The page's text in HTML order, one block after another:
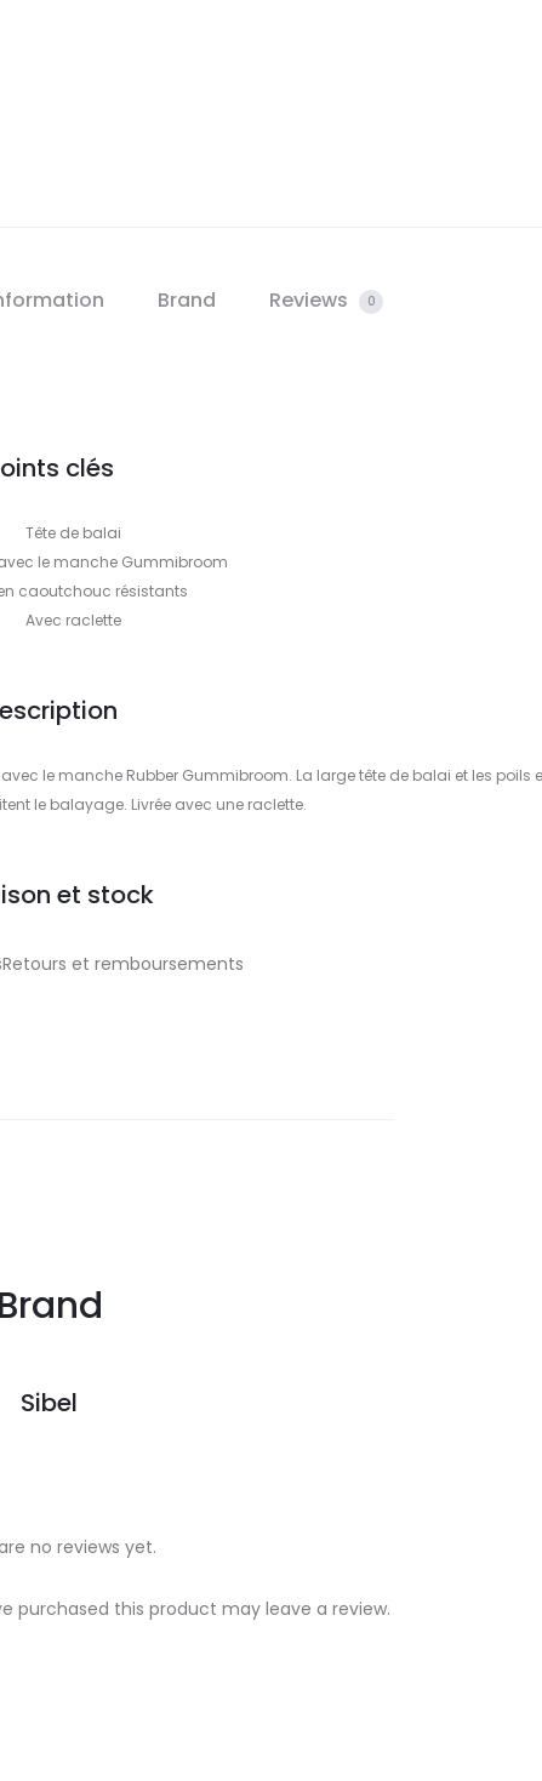
Brand Reviews 0
clés
Tête de balai
le manche Gummibroom
caoutchouc résistants
Avec raclette
le manche Rubber Gummibroom. La large tête de balai et les poils
le balayage. Livrée avec une raclette.
et stock
et remboursements
Brand
Sibel
no reviews yet.
purchased this product may leave a review.